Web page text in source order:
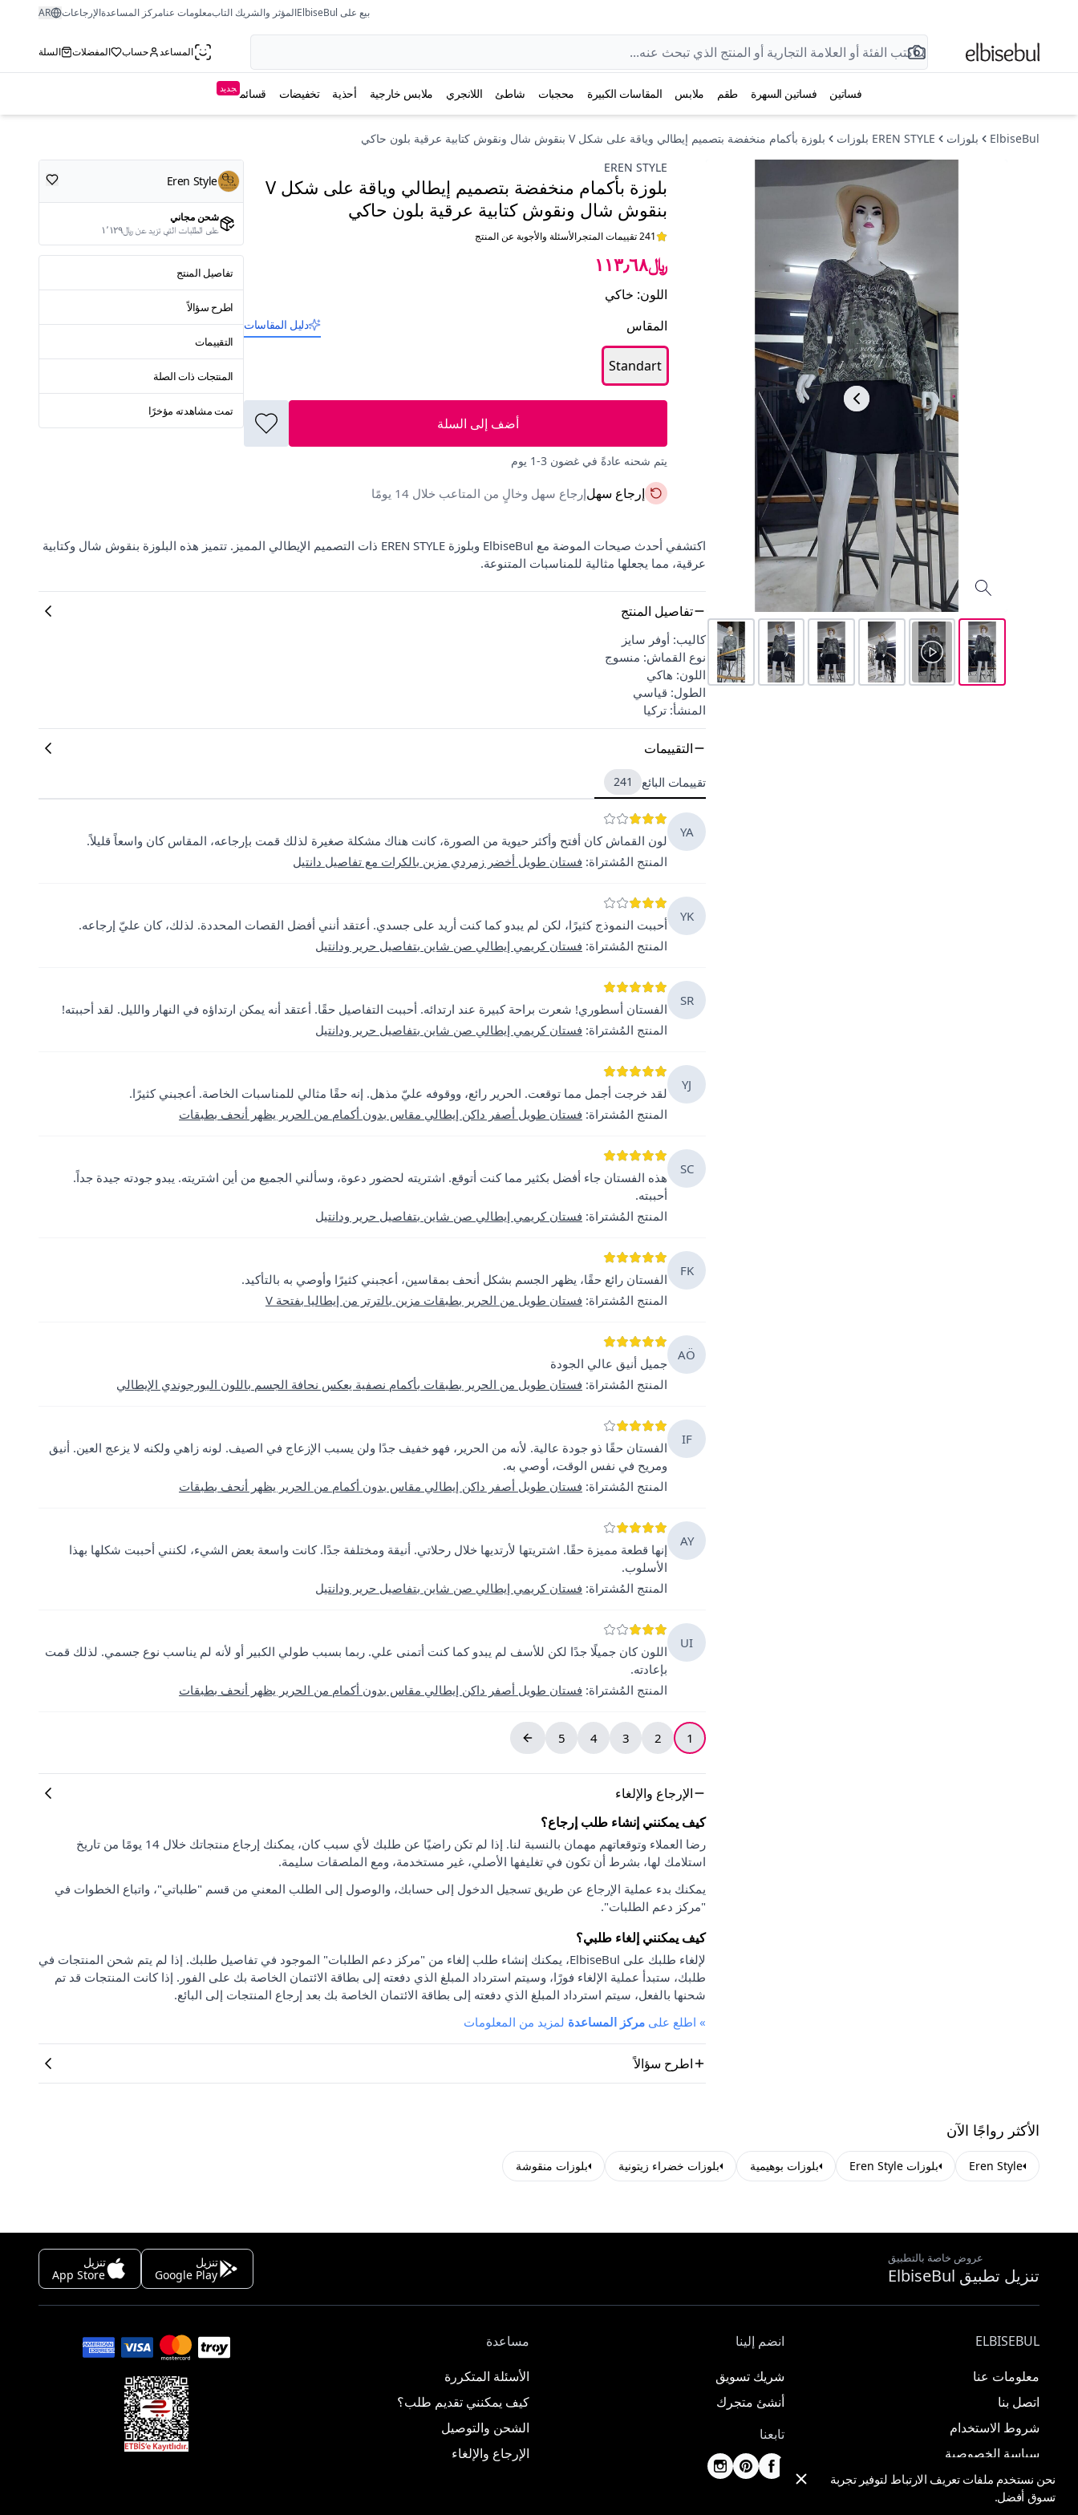
بيع على ElbiseBul المؤثر والشريك التابمعلومات عنامركز المساعدةالإرجاعات AR
المساعد حساب المفضلات السلة
فساتين فساتين السهرة طقم ملابس المقاسات الكبيرة محجبات شاطئ اللانجري ملابس خارجية أحذية تخفيضات قسائم جديد
ElbiseBul بلوزات EREN STYLE بلوزات
بلوزة بأكمام منخفضة بتصميم إيطالي وياقة على شكل V بنقوش شال ونقوش كتابية عرقية بلون حاكي
EREN STYLE
بلوزة بأكمام منخفضة بتصميم إيطالي وياقة على شكل V
بنقوش شال ونقوش كتابية عرقية بلون حاكي
241 تقييمات المتجر الأسئلة والأجوبة عن المنتج
﷼١١٣٫٦٨
اللون: خاكي
المقاس
دليل المقاسات
Standart
أضف إلى السلة
يتم شحنه عادةً في غضون 3-1 يوم
إرجاع سهلإرجاع سهل وخالٍ من المتاعب خلال 14 يومًا
Eren Style
شحن مجاني
على الطلبات التي تزيد عن ﷼١٬١٢٩
تفاصيل المنتج
اطرح سؤالاً
التقييمات
المنتجات ذات الصلة
تمت مشاهدته مؤخرًا
اكتشفي أحدث صيحات الموضة مع ElbiseBul وبلوزة EREN STYLE ذات التصميم الإيطالي المميز. تتميز هذه البلوزة بنقوش شال وكتابية
عرقية، مما يجعلها مثالية للمناسبات المتنوعة.
تفاصيل المنتج
كاليب: أوفر سايز
نوع القماش: منسوج
اللون: هاكي
الطول: قياسي
المنشأ: تركيا
التقييمات
تقييمات البائع 241
YA
لون القماش كان أفتح وأكثر حيوية من الصورة، كانت هناك مشكلة صغيرة لذلك قمت بإرجاعه، المقاس كان واسعاً قليلاً.
المنتج المُشتراة: فستان طويل أخضر زمردي مزين بالكرات مع تفاصيل دانتيل
YK
أحببت النموذج كثيرًا، لكن لم يبدو كما كنت أريد على جسدي. أعتقد أنني أفضل القصات المحددة. لذلك، كان عليّ إرجاعه.
المنتج المُشتراة: فستان كريمي إيطالي صن شاين بتفاصيل حرير ودانتيل
SR
الفستان أسطوري! شعرت براحة كبيرة عند ارتدائه. أحببت التفاصيل حقًا. أعتقد أنه يمكن ارتداؤه في النهار والليل. لقد أحببته!
المنتج المُشتراة: فستان كريمي إيطالي صن شاين بتفاصيل حرير ودانتيل
YJ
لقد خرجت أجمل مما توقعت. الحرير رائع، ووقوفه عليّ مذهل. إنه حقًا مثالي للمناسبات الخاصة. أعجبني كثيرًا.
المنتج المُشتراة: فستان طويل أصفر داكن إيطالي مقاس بدون أكمام من الحرير يظهر أنحف بطبقات
SC
هذه الفستان جاء أفضل بكثير مما كنت أتوقع. اشتريته لحضور دعوة، وسألني الجميع من أين اشتريته. يبدو جودته جيدة جداً.
أحببته.
المنتج المُشتراة: فستان كريمي إيطالي صن شاين بتفاصيل حرير ودانتيل
FK
الفستان رائع حقًا، يظهر الجسم بشكل أنحف بمقاسين، أعجبني كثيرًا وأوصي به بالتأكيد.
المنتج المُشتراة: فستان طويل من الحرير بطبقات مزين بالترتر من إيطاليا بفتحة V
AÖ
جميل أنيق عالي الجودة
المنتج المُشتراة: فستان طويل من الحرير بطبقات بأكمام نصفية يعكس نحافة الجسم باللون البورجوندي الإيطالي
IF
الفستان حقًا ذو جودة عالية. لأنه من الحرير، فهو خفيف جدًا ولن يسبب الإزعاج في الصيف. لونه زاهي ولكنه لا يزعج العين. أنيق
ومريح في نفس الوقت، أوصي به.
المنتج المُشتراة: فستان طويل أصفر داكن إيطالي مقاس بدون أكمام من الحرير يظهر أنحف بطبقات
AY
إنها قطعة مميزة حقًا. اشتريتها لأرتديها خلال رحلاتي. أنيقة ومختلفة جدًا. كانت واسعة بعض الشيء، لكنني أحببت شكلها بهذا
الأسلوب.
المنتج المُشتراة: فستان كريمي إيطالي صن شاين بتفاصيل حرير ودانتيل
UI
اللون كان جميلًا جدًا لكن للأسف لم يبدو كما كنت أتمنى علي. ربما بسبب طولي الكبير أو لأنه لم يناسب نوع جسمي. لذلك قمت
بإعادته.
المنتج المُشتراة: فستان طويل أصفر داكن إيطالي مقاس بدون أكمام من الحرير يظهر أنحف بطبقات
1
2
3
4
5
الإرجاع والإلغاء
كيف يمكنني إنشاء طلب إرجاع؟
رضا العملاء وتوقعاتهم مهمان بالنسبة لنا. إذا لم تكن راضيًا عن طلبك لأي سبب كان، يمكنك إرجاع منتجاتك خلال 14 يومًا من تاريخ
استلامك لها، بشرط أن تكون في تغليفها الأصلي، غير مستخدمة، ومع الملصقات سليمة.
يمكنك بدء عملية الإرجاع عن طريق تسجيل الدخول إلى حسابك، والوصول إلى الطلب المعني من قسم "طلباتي"، واتباع الخطوات في
"مركز دعم الطلبات".
كيف يمكنني إلغاء طلبي؟
لإلغاء طلبك على ElbiseBul، يمكنك إنشاء طلب إلغاء من "مركز دعم الطلبات" الموجود في تفاصيل طلبك. إذا لم يتم شحن المنتجات في
طلبك، ستبدأ عملية الإلغاء فورًا، وسيتم استرداد المبلغ الذي دفعته إلى بطاقة الائتمان الخاصة بك على الفور. إذا كانت المنتجات قد تم
شحنها بالفعل، سيتم استرداد المبلغ الذي دفعته إلى بطاقة الائتمان الخاصة بك بعد إرجاع المنتجات إلى البائع.
» اطلع على مركز المساعدة لمزيد من المعلومات
اطرح سؤالاً
الأكثر رواجًا الآن
Eren Style بلوزات Eren Style بلوزات بوهيمية بلوزات خضراء زيتونية بلوزات منقوشة
عروض خاصة بالتطبيق
تنزيل تطبيق ElbiseBul
تنزيل
Google Play
تنزيل
App Store
ELBISEBUL
معلومات عنا
اتصل بنا
شروط الاستخدام
سياسة الخصوصية
انضم إلينا
شريك تسويق
أنشئ متجرك
تابعنا
مساعدة
الأسئلة المتكررة
كيف يمكنني تقديم طلب؟
الشحن والتوصيل
الإرجاع والإلغاء
نحن نستخدم ملفات تعريف الارتباط لتوفير تجربة
تسوق أفضل.